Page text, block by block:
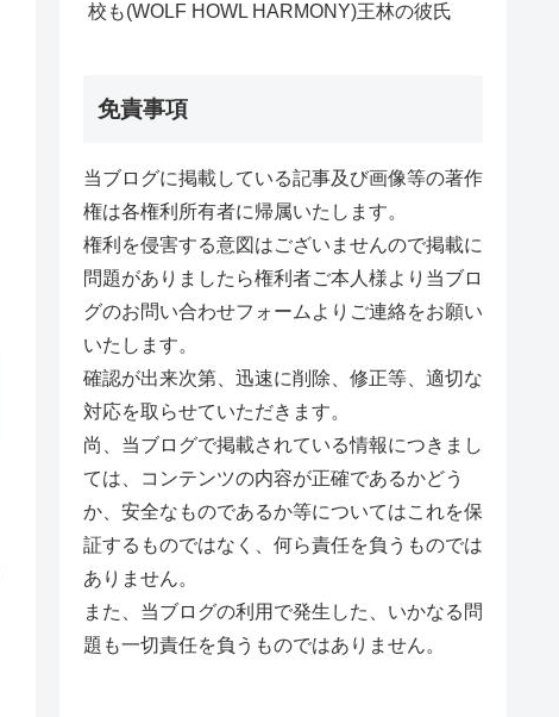
校も(WOLF HOWL HARMONY)王林の彼氏
免責事項
当ブログに掲載している記事及び画像等の著作
権は各権利所有者に帰属いたします。
権利を侵害する意図はございませんので掲載に
問題がありましたら権利者ご本人様より当ブロ
グのお問い合わせフォームよりご連絡をお願い
いたします。
確認が出来次第、迅速に削除、修正等、適切な
対応を取らせていただきます。
尚、当ブログで掲載されている情報につきまし
ては、コンテンツの内容が正確であるかどう
か、安全なものであるか等についてはこれを保
証するものではなく、何ら責任を負うものでは
ありません。
また、当ブログの利用で発生した、いかなる問
題も一切責任を負うものではありません。